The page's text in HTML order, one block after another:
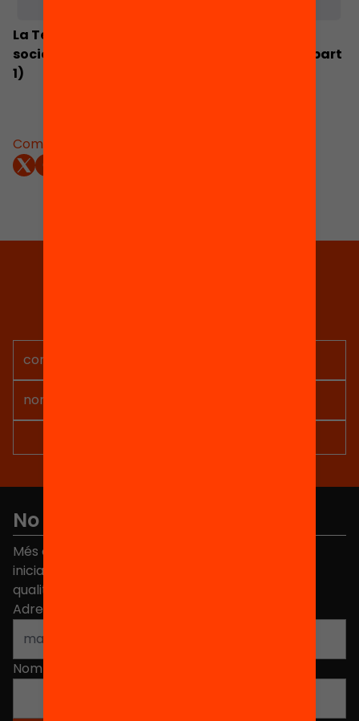
Comparteix:
La Teoría de la sociedad de masa: crítica
sociológica del pensamiento conservador (part
1)
No et perdis res
Més de 40.000 persones ja han triat Equitat. Rep
iniciatives, propostes i projectes per millorar la
qualitat de l'educació a Catalunya.
Adreça electrònica
Nom